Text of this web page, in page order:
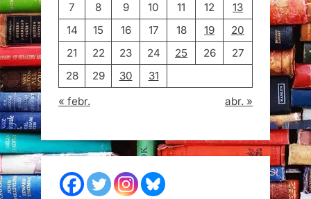
7 8 9 10 11 12
13
14
15 16 17 18 19
20
21
22 23 24 25 26
27
28
29 30
31
« febr.
abr. »